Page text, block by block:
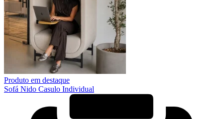
Produto em destaque
Sofá Nido Casulo Individual